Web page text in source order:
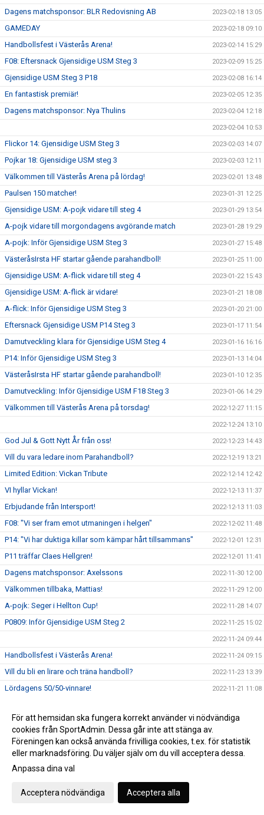
Dagens matchsponsor: BLR Redovisning AB 2023-02-18 13:05
GAMEDAY 2023-02-18 09:10
Handbollsfest i Västerås Arena! 2023-02-14 15:29
F08: Eftersnack Gjensidige USM Steg 3 2023-02-09 15:25
Gjensidige USM Steg 3 P18 2023-02-08 16:14
En fantastisk premiär! 2023-02-05 12:35
Dagens matchsponsor: Nya Thulins 2023-02-04 12:18
2023-02-04 10:53
Flickor 14: Gjensidige USM Steg 3 2023-02-03 14:07
Pojkar 18: Gjensidige USM steg 3 2023-02-03 12:11
Välkommen till Västerås Arena på lördag! 2023-02-01 13:48
Paulsen 150 matcher! 2023-01-31 12:25
Gjensidige USM: A-pojk vidare till steg 4 2023-01-29 13:54
A-pojk vidare till morgondagens avgörande match 2023-01-28 19:29
A-pojk: Inför Gjensidige USM Steg 3 2023-01-27 15:48
VästeråsIrsta HF startar gående parahandboll! 2023-01-25 11:00
Gjensidige USM: A-flick vidare till steg 4 2023-01-22 15:43
Gjensidige USM: A-flick är vidare! 2023-01-21 18:08
A-flick: Inför Gjensidige USM Steg 3 2023-01-20 21:00
Eftersnack Gjensidige USM P14 Steg 3 2023-01-17 11:54
Damutveckling klara för Gjensidige USM Steg 4 2023-01-16 16:16
P14: Inför Gjensidige USM Steg 3 2023-01-13 14:04
VästeråsIrsta HF startar gående parahandboll! 2023-01-10 12:35
Damutveckling: Inför Gjensidige USM F18 Steg 3 2023-01-06 14:29
Välkommen till Västerås Arena på torsdag! 2022-12-27 11:15
2022-12-24 13:10
God Jul & Gott Nytt År från oss! 2022-12-23 14:43
Vill du vara ledare inom Parahandboll? 2022-12-19 13:21
Limited Edition: Vickan Tribute 2022-12-14 12:42
VI hyllar Vickan! 2022-12-13 11:37
Erbjudande från Intersport! 2022-12-13 11:03
F08: "Vi ser fram emot utmaningen i helgen" 2022-12-02 11:48
P14: "Vi har duktiga killar som kämpar hårt tillsammans" 2022-12-01 12:31
P11 träffar Claes Hellgren! 2022-12-01 11:41
Dagens matchsponsor: Axelssons 2022-11-30 12:00
Välkommen tillbaka, Mattias! 2022-11-29 12:00
A-pojk: Seger i Hellton Cup! 2022-11-28 14:07
P0809: Inför Gjensidige USM Steg 2 2022-11-25 15:02
2022-11-24 09:44
Handbollsfest i Västerås Arena! 2022-11-24 09:15
Vill du bli en lirare och träna handboll? 2022-11-23 13:39
Lördagens 50/50-vinnare! 2022-11-21 11:08
Dagens match presenteras av Barndiabetesfonden! 2022-11-19 13:09
Nyhet i vår souvenirbutik! 2022-11-17 11:58
Föreningsutveckling - Elit är igång! 2022-11-16 15:38
P18 vidare till Gjensidige USM Steg 3!
Världsdiabetesdagen 2022
För att hemsidan ska fungera korrekt använder vi nödvändiga
cookies från SportAdmin. Dessa går inte att stänga av.
Föreningen kan också använda frivilliga cookies, t.ex. för statistik
eller marknadsföring. Du väljer själv om du vill acceptera dessa.
Anpassa dina val
Acceptera nödvändiga Acceptera alla